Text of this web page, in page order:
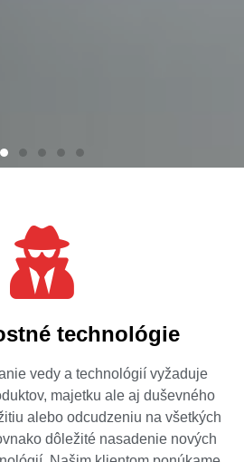
technológie
vedy a technológií vyžaduje
majetku ale aj duševného
alebo odcudzeniu na všetkých
dôležité nasadenie nových